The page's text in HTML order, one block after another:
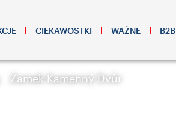
CIEKAWOSTKI WAŻNE B2B
Zamek Kamenný Dvůr